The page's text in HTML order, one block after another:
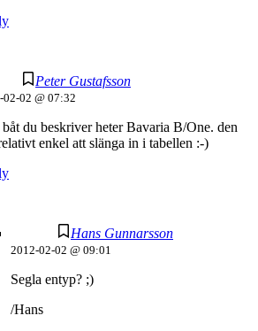
Peter Gustafsson
02-02 @ 07:32
du beskriver heter Bavaria B/One. den
enkel att slänga in i tabellen :-)
Hans Gunnarsson
2012-02-02 @ 09:01
Segla entyp? ;)
/Hans